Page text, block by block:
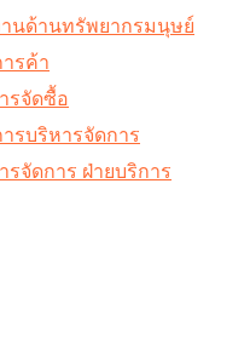
นด้านทรัพยากรมนุษย์
รค้า
รจัดซื้อ
รบริหารจัดการ
จัดการ ฝ่ายบริการ